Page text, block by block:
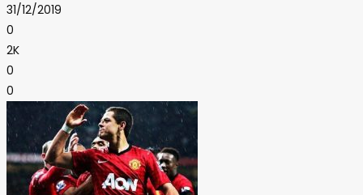
31/12/2019
0
2K
0
0